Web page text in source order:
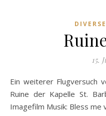
15.
Ein weiterer Flugversuch vom Wochenende. Rund um die
Ruine der Kapelle St.
Imagefilm Musik: Bless me